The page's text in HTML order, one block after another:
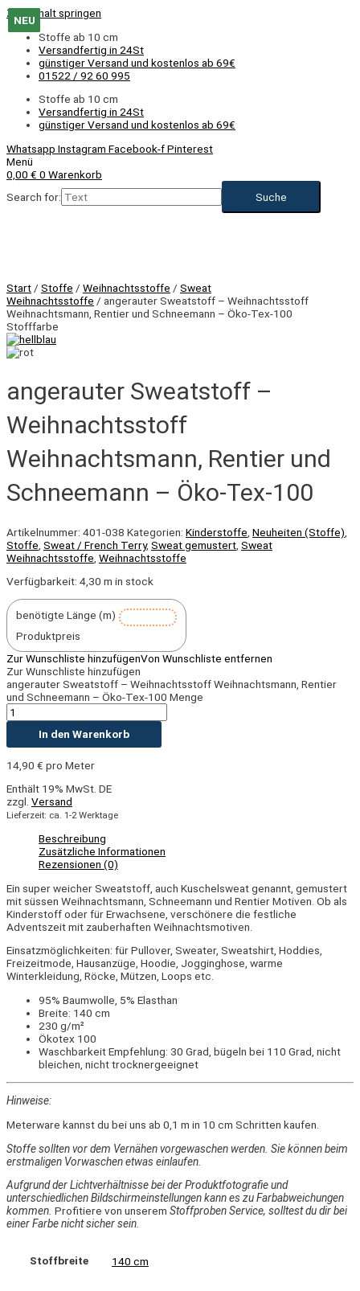
Zum Inhalt springen
Stoffe ab 10 cm
Versandfertig in 24St
günstiger Versand und kostenlos ab 69€
01522 / 92 60 995
Stoffe ab 10 cm
Versandfertig in 24St
günstiger Versand und kostenlos ab 69€
Whatsapp Instagram Facebook-fPinterest
Menü
0,00 € 0 Warenkorb
Search for:
Start / Stoffe / Weihnachtsstoffe / Sweat
Weihnachtsstoffe / angerauter Sweatstoff – Weihnachtsstoff
Weihnachtsmann, Rentier und Schneemann – Öko-Tex-100
Stofffarbe
angerauter Sweatstoff –
Weihnachtsstoff
Weihnachtsmann, Rentier und
Schneemann – Öko-Tex-100
Artikelnummer: 401-038 Kategorien: Kinderstoffe Neuheiten (Stoffe)
Stoffe Sweat / French Terry, Sweat gemustert Sweat
Weihnachtsstoffe Weihnachtsstoffe
Verfügbarkeit: 4,30 m in stock
benötigte Länge (m)
Produktpreis
Zur Wunschliste hinzufügenVon Wunschliste entfernen
Zur Wunschliste hinzufügen
angerauter Sweatstoff – Weihnachtsstoff Weihnachtsmann, Rentier
und Schneemann – Öko-Tex-100 Menge
In den Warenkorb
14,90 € pro Meter
Enthält 19% MwSt. DE
zzgl. Versand
Lieferzeit: ca. 1-2 Werktage
Beschreibung
Zusätzliche Informationen
Rezensionen (0)
Ein super weicher Sweatstoff, auch Kuschelsweat genannt, gemustert
mit süssen Weihnachtsmann, Schneemann und Rentier Motiven. Ob als
Kinderstoff oder für Erwachsene, verschönere die festliche
Adventszeit mit zauberhaften Weihnachtsmotiven.
Einsatzmöglichkeiten: für Pullover, Sweater, Sweatshirt, Hoddies,
Freizeitmode, Hausanzüge, Hoodie, Jogginghose, warme
Winterkleidung, Röcke, Mützen, Loops etc.
95% Baumwolle, 5% Elasthan
Breite: 140 cm
230 g/m²
Ökotex 100
Waschbarkeit Empfehlung: 30 Grad, bügeln bei 110 Grad, nicht
bleichen, nicht trocknergeeignet
Hinweise:
Meterware kannst du bei uns ab 0,1 m in 10 cm Schritten kaufen.
Stoffe sollten vor dem Vernähen vorgewaschen werden. Sie können beim
erstmaligen Vorwaschen etwas einlaufen.
Aufgrund der Lichtverhältnisse bei der Produktfotografie und
unterschiedlichen Bildschirmeinstellungen kann es zu Farbabweichungen
kommen. Profitiere von unserem Stoffproben Service, solltest du dir bei
einer Farbe nicht sicher sein.
Stoffbreite 140 cm
NEU
NEU
NEU
NEU
NEU
NEU
NEU
NEU
NEU
NEU